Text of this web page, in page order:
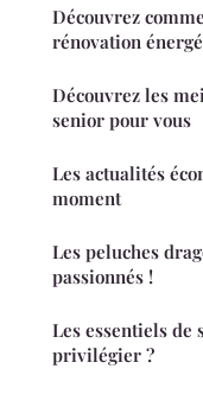
Découvrez
rénovation
Découvrez les
senior pour vous
Les actualités
moment
Les peluches
passionnés !
Les essentiels
privilégier ?